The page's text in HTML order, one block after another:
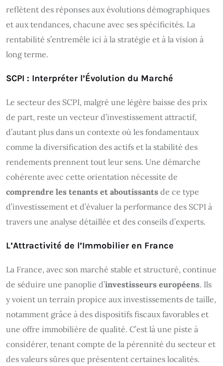
reflètent des réponses aux évolutions démographiques
et aux tendances, chacune avec ses spécificités. La
rentabilité s’entremêle ici à la stratégie et à la vision à
long terme.
SCPI : Interpréter l’Évolution du Marché
Le secteur des SCPI, malgré une légère baisse des prix
de part, reste un vecteur d’investissement attractif,
d’autant plus dans un contexte où les fondamentaux
comme la diversification des actifs et la stabilité des
rendements prennent tout leur sens. Une démarche
cohérente avec cette orientation nécessite de
comprendre les tenants et aboutissants de ce type
d’investissement et d’évaluer la performance des SCPI à
travers une analyse détaillée et des conseils d’experts.
L’Attractivité de l’Immobilier en France
La France, avec son marché stable et structuré, continue
de séduire une panoplie d’investisseurs européens. Ils
y voient un terrain propice aux investissements de taille,
notamment grâce à des dispositifs fiscaux favorables et
une offre immobilière de qualité. C’est là une piste à
considérer, tenant compte de la pérennité du secteur et
des valeurs sûres que présentent certaines localités.